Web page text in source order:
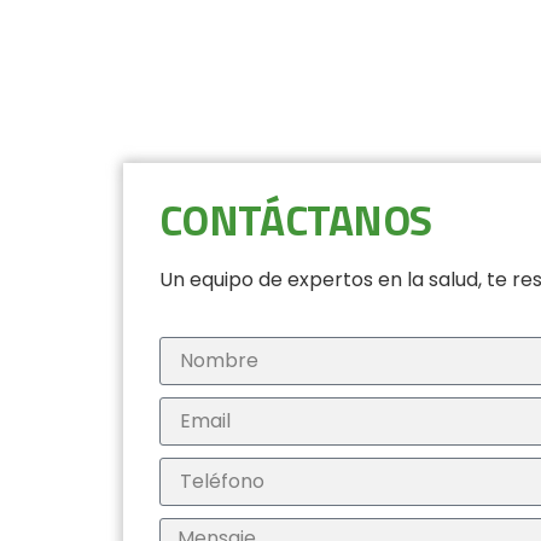
CONTÁCTANOS
Un equipo de expertos en la salud, te